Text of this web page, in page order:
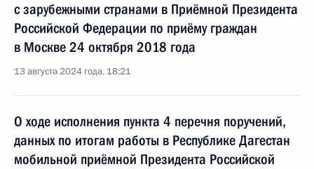
с зарубежными странами в Приёмной Президента
Российской Федерации по приёму граждан
в Москве 24 октября 2018 года
13 августа 2024 года, 18:21
О ходе исполнения пункта 4 перечня поручений,
данных по итогам работы в Республике Дагестан
мобильной приёмной Президента Российской